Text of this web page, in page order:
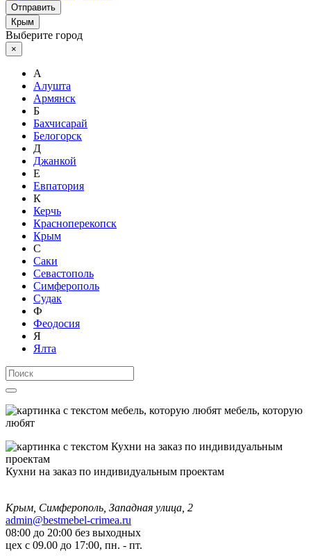
Отправить
Крым
Выберите город
×
А
Алушта
Армянск
Б
Бахчисарай
Белогорск
Д
Джанкой
Е
Евпатория
К
Керчь
Красноперекопск
Крым
С
Саки
Севастополь
Симферополь
Судак
Ф
Феодосия
Я
Ялта
мебель, которую
любят
Кухни на заказ по индивидуальным проектам
Крым, Симферополь, Западная улица, 2
admin@bestmebel-crimea.ru
08:00 до 20:00 без выходных
цех с 09.00 до 17:00, пн. - пт.